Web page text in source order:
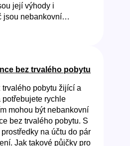
její výhody i
jsou nebankovní…
bez trvalého pobytu
pobytu žijící a
rychle
mohou být nebankovní
bez trvalého pobytu. S
na účtu do pár
Jak takové půjčky pro